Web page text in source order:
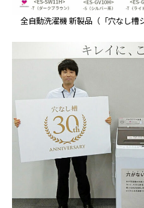
全自動洗濯機 新製品（「穴なし槽